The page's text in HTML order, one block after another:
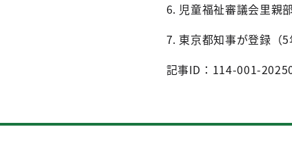
6. 児童福祉審議会里親
7. 東京都知事が登録（5
記事ID：114-001-